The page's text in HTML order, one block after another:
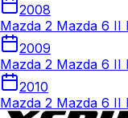
2008
Mazda 2 Mazda 6 II
2009
Mazda 2 Mazda 6 II
2010
Mazda 2 Mazda 6 II